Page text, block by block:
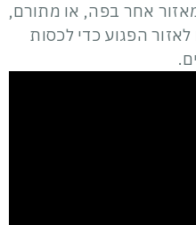
אחר בפה, או מתורם,
הפגוע כדי לכסות